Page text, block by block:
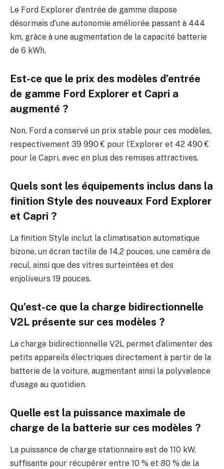
Le Ford Explorer d’entrée de gamme dispose
désormais d’une autonomie améliorée passant à 444
km, grâce à une augmentation de la capacité batterie
de 6 kWh.
Est-ce que le prix des modèles d’entrée
de gamme Ford Explorer et Capri a
augmenté ?
Non. Ford a conservé un prix stable pour ces modèles,
respectivement 39 990 € pour l’Explorer et 42 490 €
pour le Capri, avec en plus des remises attractives.
Quels sont les équipements inclus dans la
finition Style des nouveaux Ford Explorer
et Capri ?
La finition Style inclut la climatisation automatique
bizone, un écran tactile de 14,2 pouces, une caméra de
recul, ainsi que des vitres surteintées et des
enjoliveurs 19 pouces.
Qu’est-ce que la charge bidirectionnelle
V2L présente sur ces modèles ?
La charge bidirectionnelle V2L permet d’alimenter des
petits appareils électriques directement à partir de la
batterie de la voiture, augmentant ainsi la polyvalence
d’usage au quotidien.
Quelle est la puissance maximale de
charge de la batterie sur ces modèles ?
La puissance de charge stationnaire est de 110 kW,
suffisante pour récupérer entre 10 % et 80 % de la